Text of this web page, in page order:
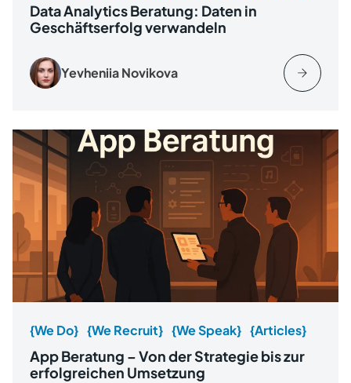
Data Analytics Beratung: Daten in
Geschäftserfolg verwandeln
Yevheniia Novikova
{We Do} {We Recruit} {We Speak} {Articles}
App Beratung – Von der Strategie bis zur
erfolgreichen Umsetzung